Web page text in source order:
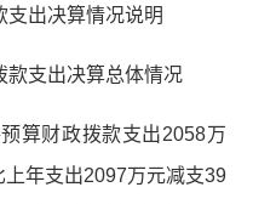
支出决算情况说明
款支出决算总体情况
算财政拨款支出2058万
年支出2097万元减支39